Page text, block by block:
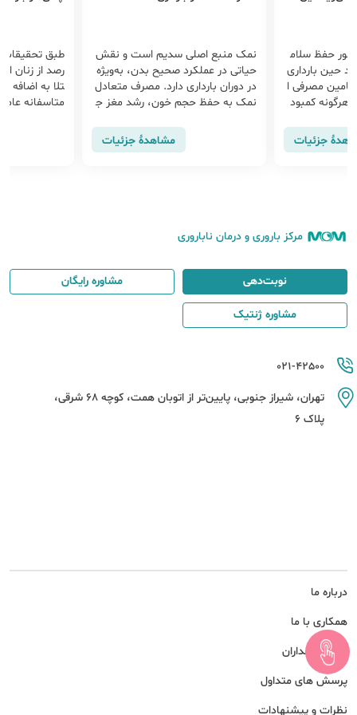
سدیم است و نقش
صحیح بدن، به‌ویژه
دارد. مصرف متعادل
خون، رشد مغز ج
حال، مصرف بیش از حد
فشار خون بالا و پر
مشاهدهٔ جزئیات
طبق تحقیقات انجام شده حدود ۴۰ د
رصد از زنان ایرانی در سنین باروری مب
تلا به اضافه وزن یا چاقی هستند، که
متاسفانه عامل خطرساز و مهمی برای
حسوب می‌شود.
مشاهدهٔ جزئیات
دوران
سترس
ا
دارند
مرکز باروری و درمان ناباروری
درباره ما
همکاری با ما
امور سهامداران
پرسش های متداول
نظرات و پیشنهادات
021-42500
تهران، شیراز جنوبی، پایین‌تر از اتوبان همت، کوچه 68 شرقی،
پلاک 6
نوبت‌دهی مشاوره رایگان
مشاوره ژنتیک